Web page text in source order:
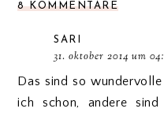
8 KOMMENTARE
SARI
31. oktober 2014 um
Das sind so
ich schon, andere